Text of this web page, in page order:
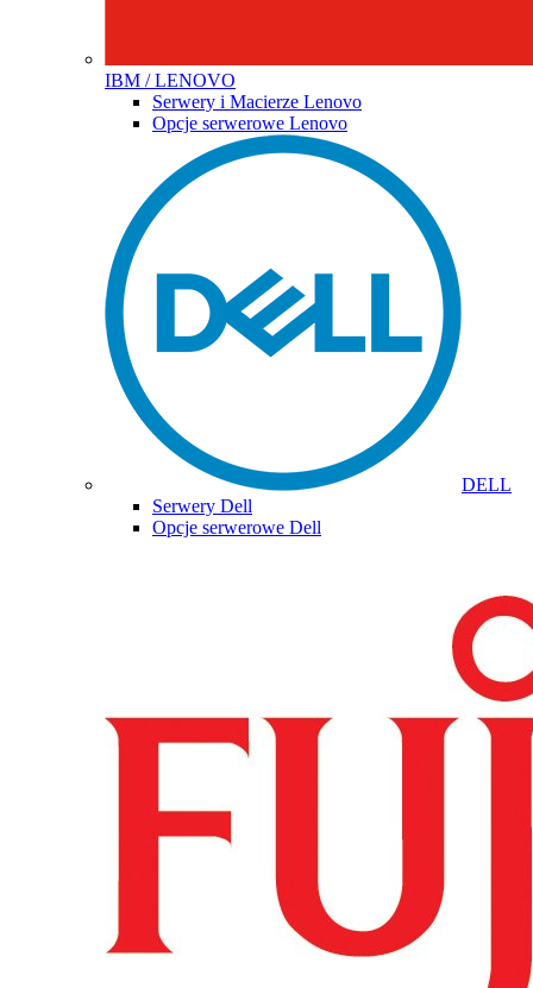
IBM / LENOVO
Serwery i Macierze Lenovo
Opcje serwerowe Lenovo
DELL
Serwery Dell
Opcje serwerowe Dell